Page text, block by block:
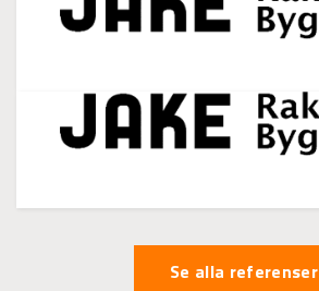
Se alla referenser